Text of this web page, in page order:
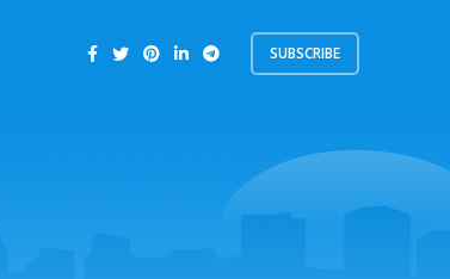
SUBSCRIBE